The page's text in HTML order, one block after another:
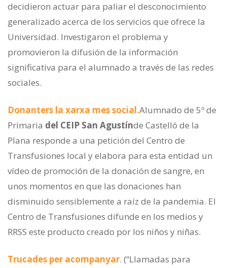
decidieron actuar para paliar el desconocimiento
generalizado acerca de los servicios que ofrece la
Universidad. Investigaron el problema y
promovieron la difusión de la información
significativa para el alumnado a través de las redes
sociales.
Donanters la xarxa mes social.Alumnado de 5º de
Primaria del CEIP San Agustínde Castelló de la
Plana responde a una petición del Centro de
Transfusiones local y elabora para esta entidad un
vídeo de promoción de la donación de sangre, en
unos momentos en que las donaciones han
disminuido sensiblemente a raíz de la pandemia. El
Centro de Transfusiones difunde en los medios y
RRSS este producto creado por los niños y niñas.
Trucades per acompanyar. (“Llamadas para